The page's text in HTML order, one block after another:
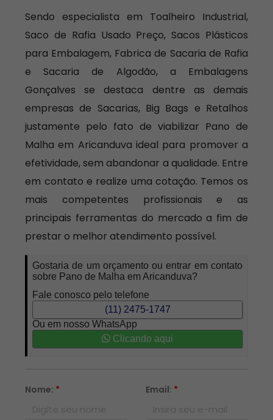
Sendo especialista em Toalheiro Industrial,
Saco de Rafia Usado Preço, Sacos Plásticos
para Embalagem, Fabrica de Sacaria de Rafia
e Sacaria de Algodão, a Embalagens
Gonçalves se destaca dentre as demais
empresas de Sacarias, Big Bags e Retalhos
justamente pelo fato de viabilizar Pano de
Malha em Aricanduva ideal para promover a
efetividade, sem abandonar a qualidade. Entre
em contato e realize uma cotação. Temos os
mais competentes profissionais e as
principais ferramentas do mercado a fim de
prestar o melhor atendimento possível.
Gostaria de um orçamento ou entrar em contato
sobre Pano de Malha em Aricanduva?
Fale conosco pelo telefone
(11) 2475-1747
Ou em nosso WhatsApp
Clicando aqui
Nome: * Email: *